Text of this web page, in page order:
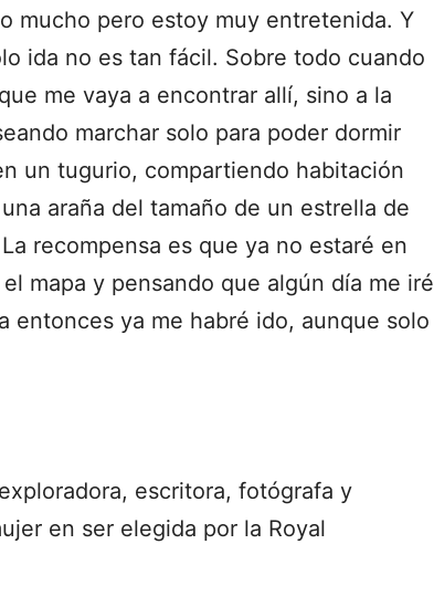
mucho pero estoy muy entretenida. Y
ida no es tan fácil. Sobre todo cuando
me vaya a encontrar allí, sino a la
marchar solo para poder dormir
un tugurio, compartiendo habitación
araña del tamaño de un estrella de
recompensa es que ya no estaré en
mapa y pensando que algún día me iré
entonces ya me habré ido, aunque solo
escritora, fotógrafa y
en ser elegida por la Royal